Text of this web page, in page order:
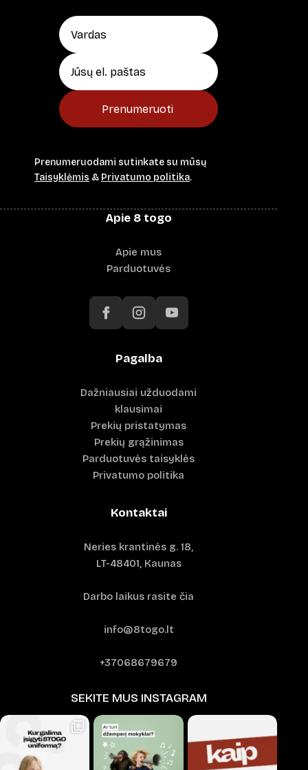
Prenumeruoti
Prenumeruodami sutinkate su mūsų
Taisyklėmis & Privatumo politika.
Apie 8 togo
Apie mus
Parduotuvės
Pagalba
Dažniausiai užduodami
klausimai
Prekių pristatymas
Prekių grąžinimas
Parduotuvės taisyklės
Privatumo politika
Kontaktai
Neries krantinės g. 18,
LT-48401, Kaunas
Darbo laikus rasite čia
info@8togo.lt
+37068679679
SEKITE MUS INSTAGRAM